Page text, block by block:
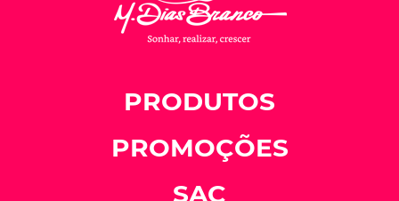
PRODUTOS
PROMOÇÕES
SAC